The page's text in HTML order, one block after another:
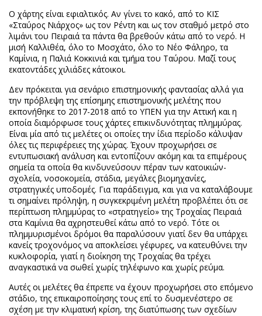
Ο χάρτης είναι εφιαλτικός. Αν γίνει το κακό, από το ΚΙΣ
«Σταύρος Νιάρχος» ως τον Ρέντη και ως τον σταθμό μετρό στο
λιμάνι του Πειραιά τα πάντα θα βρεθούν κάτω από το νερό. Η
μισή Καλλιθέα, όλο το Μοσχάτο, όλο το Νέο Φάληρο, τα
Καμίνια, η Παλιά Κοκκινιά και τμήμα του Ταύρου. Μαζί τους
εκατοντάδες χιλιάδες κάτοικοι.
Δεν πρόκειται για σενάριο επιστημονικής φαντασίας αλλά για
την πρόβλεψη της επίσημης επιστημονικής μελέτης που
εκπονήθηκε το 2017-2018 από το ΥΠΕΝ για την Αττική και η
οποία διαμόρφωσε τους χάρτες επικινδυνότητας πλημμύρας.
Είναι μία από τις μελέτες οι οποίες την ίδια περίοδο κάλυψαν
όλες τις περιφέρειες της χώρας. Έχουν προχωρήσει σε
εντυπωσιακή ανάλυση και εντοπίζουν ακόμη και τα επιμέρους
σημεία τα οποία θα κινδυνεύσουν πέραν των κατοικιών-
σχολεία, νοσοκομεία, στάδια, μεγάλες βιομηχανίες,
στρατηγικές υποδομές. Για παράδειγμα, και για να καταλάβουμε
τι σημαίνει πρόληψη, η συγκεκριμένη μελέτη προβλέπει ότι σε
περίπτωση πλημμύρας το «στρατηγείο» της Τροχαίας Πειραιά
στα Καμίνια θα αχρηστευθεί κάτω από το νερό. Τότε οι
πλημμυρισμένοι δρόμοι θα παραλύσουν γιατί δεν θα υπάρχει
κανείς τροχονόμος να αποκλείσει γέφυρες, να κατευθύνει την
κυκλοφορία, γιατί η διοίκηση της Τροχαίας θα τρέχει
αναγκαστικά να σωθεί χωρίς τηλέφωνο και χωρίς ρεύμα.
Αυτές οι μελέτες θα έπρεπε να έχουν προχωρήσει στο επόμενο
στάδιο, της επικαιροποίησης τους επί το δυσμενέστερο σε
σχέση με την κλιματική κρίση, της διατύπωσης των σχεδίων